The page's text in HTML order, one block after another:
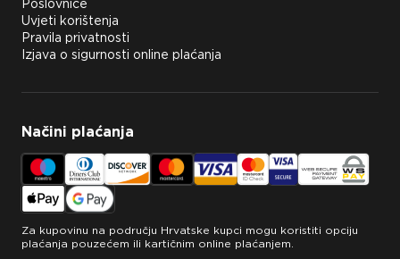
Poslovnice
Uvjeti korištenja
Pravila privatnosti
Izjava o sigurnosti online plaćanja
Načini plaćanja
Za kupovinu na području Hrvatske kupci mogu koristiti opciju
plaćanja pouzećem ili kartičnim online plaćanjem.